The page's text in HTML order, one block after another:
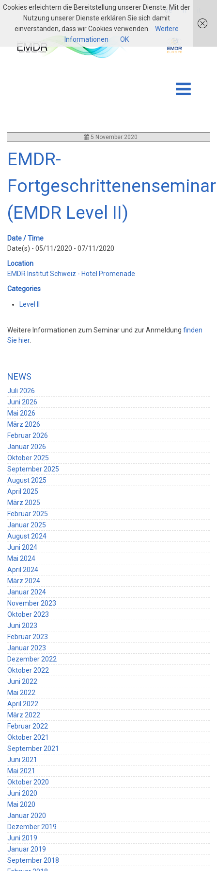
login de fr
5 November 2020
EMDR-
Fortgeschrittenenseminar
(EMDR Level II)
Date / Time
Date(s) - 05/11/2020 - 07/11/2020
Location
EMDR Institut Schweiz - Hotel Promenade
Categories
Level II
Weitere Informationen zum Seminar und zur Anmeldung finden
Sie hier.
NEWS
Juli 2026
Juni 2026
Mai 2026
März 2026
Februar 2026
Januar 2026
Oktober 2025
September 2025
August 2025
April 2025
März 2025
Februar 2025
Januar 2025
August 2024
Juni 2024
Mai 2024
April 2024
März 2024
Januar 2024
November 2023
Oktober 2023
Juni 2023
Februar 2023
Januar 2023
Dezember 2022
Oktober 2022
Juni 2022
Mai 2022
April 2022
März 2022
Februar 2022
Oktober 2021
September 2021
Juni 2021
Mai 2021
Oktober 2020
Juni 2020
Mai 2020
Januar 2020
Dezember 2019
Juni 2019
Januar 2019
September 2018
Cookies erleichtern die Bereitstellung unserer Dienste. Mit der
Nutzung unserer Dienste erklären Sie sich damit
einverstanden, dass wir Cookies verwenden.
Weitere
Informationen
OK